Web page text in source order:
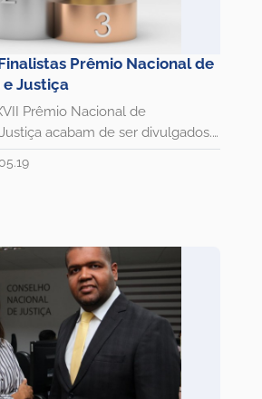
Prêmio Nacional de
Justiça
Prêmio Nacional de
acabam de ser divulgados.